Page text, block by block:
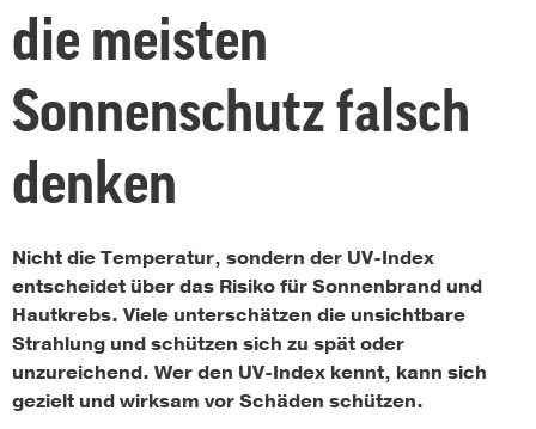
die meisten
Sonnenschutz falsch
denken
Nicht die Temperatur, sondern der UV-Index
entscheidet über das Risiko für Sonnenbrand und
Hautkrebs. Viele unterschätzen die unsichtbare
Strahlung und schützen sich zu spät oder
unzureichend. Wer den UV-Index kennt, kann sich
gezielt und wirksam vor Schäden schützen.